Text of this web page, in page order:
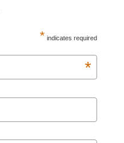
* indicates required
*